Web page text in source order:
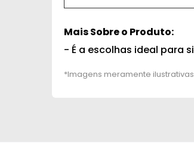
Mais Sobre o Produto:
- É a escolhas ideal para